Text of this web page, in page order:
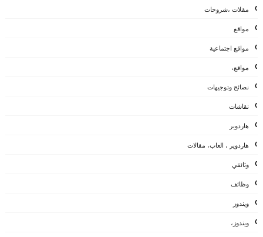
مقلات ،شروحات
مواقع
مواقع اجتماعية
مواقع،
نصائح وتوجيهات
نقاشات
هاردوير
هاردوير ، العاب، مقالات
وثائقي
وظائف
ويندوز
ويندوز،